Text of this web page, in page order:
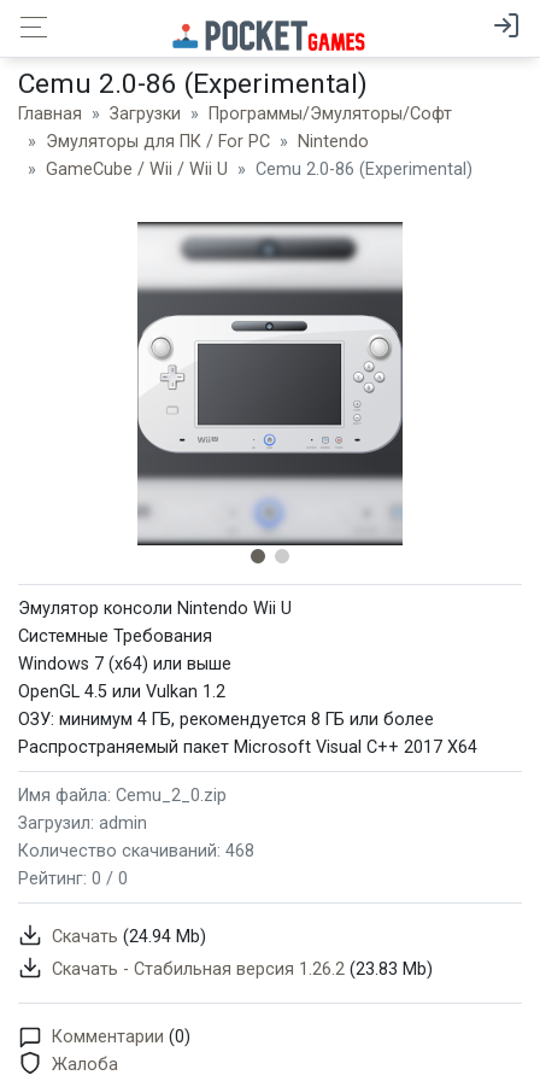
Cemu 2.0-86 (Experimental)
Главная Загрузки
Программы/Эмуляторы/Софт
Эмуляторы для ПК / For PC
Nintendo
GameCube / Wii / Wii U
Cemu 2.0-86 (Experimental)
Эмулятор консоли Nintendo Wii U
Системные Требования
Windows 7 (x64) или выше
OpenGL 4.5 или Vulkan 1.2
ОЗУ: минимум 4 ГБ, рекомендуется 8 ГБ или более
Распространяемый пакет Microsoft Visual C++ 2017 X64
Имя файла: Cemu_2_0.zip
Загрузил: admin
Количество скачиваний: 468
Рейтинг: 0 / 0
Скачать (24.94 Mb)
Скачать - Стабильная версия 1.26.2 (23.83 Mb)
Комментарии (0)
Жалоба